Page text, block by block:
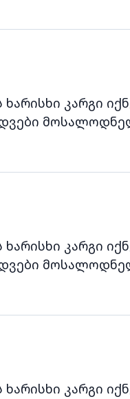
კარგი
კარგი
კარგი